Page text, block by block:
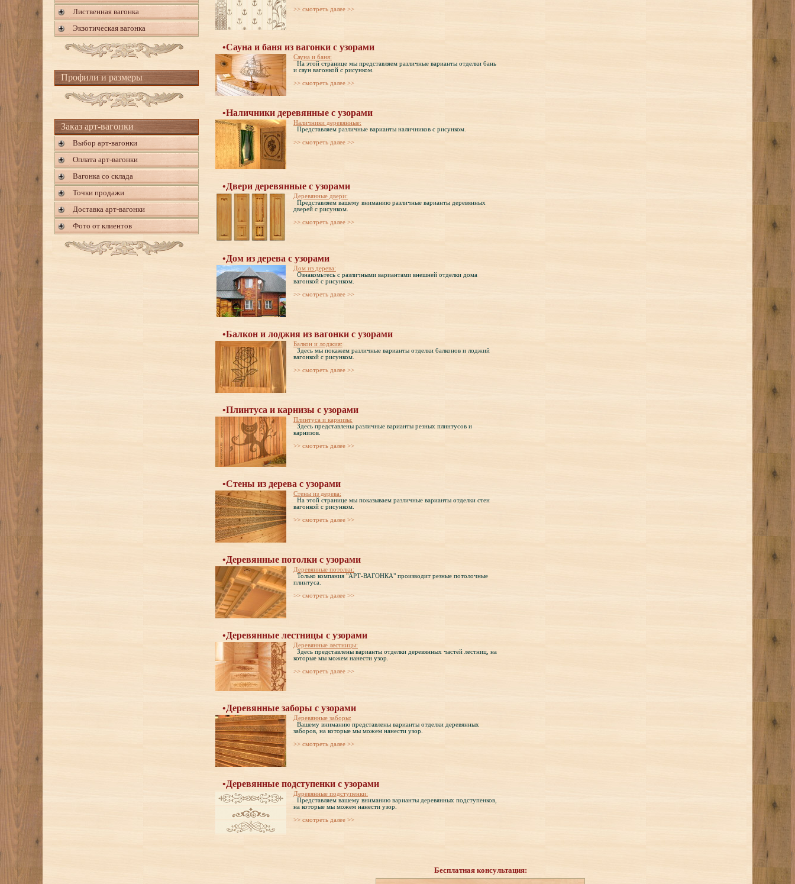
Лиственная вагонка
Экзотическая вагонка
Профили и размеры
Заказ арт-вагонки
Выбор арт-вагонки
Оплата арт-вагонки
Вагонка со склада
Точки продажи
Доставка арт-вагонки
Фото от клиентов
>> cмотреть далее >>
•Сауна и баня из вагонки с узорами
Сауна и баня:
На этой странице мы представляем различные варианты отделки бань
и саун вагонкой с рисунком.
>> cмотреть далее >>
•Наличники деревянные с узорами
Наличники деревянные:
Представляем различные варианты наличников с рисунком.
>> cмотреть далее >>
•Двери деревянные с узорами
Деревянные двери:
Представляем вашему вниманию различные варианты деревянных
дверей с рисунком.
>> cмотреть далее >>
•Дом из дерева с узорами
Дом из дерева:
Ознакомьтесь с различными вариантами внешней отделки дома
вагонкой с рисунком.
>> cмотреть далее >>
•Балкон и лоджия из вагонки с узорами
Балкон и лоджия:
Здесь мы покажем различные варианты отделки балконов и лоджий
вагонкой с рисунком.
>> cмотреть далее >>
•Плинтуса и карнизы с узорами
Плинтуса и карнизы:
Здесь представлены различные варианты резных плинтусов и
карнизов.
>> cмотреть далее >>
•Стены из дерева с узорами
Стены из дерева:
На этой странице мы показываем различные варианты отделки стен
вагонкой с рисунком.
>> cмотреть далее >>
•Деревянные потолки с узорами
Деревянные потолки:
Только компания "АРТ-ВАГОНКА" производит резные потолочные
плинтуса.
>> cмотреть далее >>
•Деревянные лестницы с узорами
Деревянные лестницы:
Здесь представлены варианты отделки деревянных частей лестниц, на
которые мы можем нанести узор.
>> cмотреть далее >>
•Деревянные заборы с узорами
Деревянные заборы:
Вашему вниманию представлены варианты отделки деревянных
заборов, на которые мы можем нанести узор.
>> cмотреть далее >>
•Деревянные подступенки с узорами
Деревянные подступенки:
Представляем вашему вниманию варианты деревянных подступенков,
на которые мы можем нанести узор.
>> cмотреть далее >>
Бесплатная консультация: